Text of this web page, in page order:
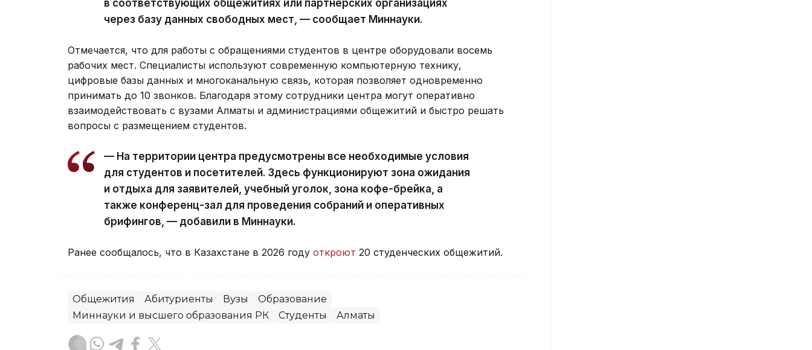
в соответствующих общежитиях или партнерских организациях
через базу данных свободных мест, — сообщает Миннауки.
Отмечается, что для работы с обращениями студентов в центре оборудовали восемь
рабочих мест. Специалисты используют современную компьютерную технику,
цифровые базы данных и многоканальную связь, которая позволяет одновременно
принимать до 10 звонков. Благодаря этому сотрудники центра могут оперативно
взаимодействовать с вузами Алматы и администрациями общежитий и быстро решать
вопросы с размещением студентов.
— На территории центра предусмотрены все необходимые условия
для студентов и посетителей. Здесь функционируют зона ожидания
и отдыха для заявителей, учебный уголок, зона кофе-брейка, а
также конференц-зал для проведения собраний и оперативных
брифингов, — добавили в Миннауки.
Ранее сообщалось, что в Казахстане в 2026 году откроют 20 студенческих общежитий.
Общежития Абитуриенты Вузы
Образование
Миннауки и высшего образования РК
Студенты Алматы